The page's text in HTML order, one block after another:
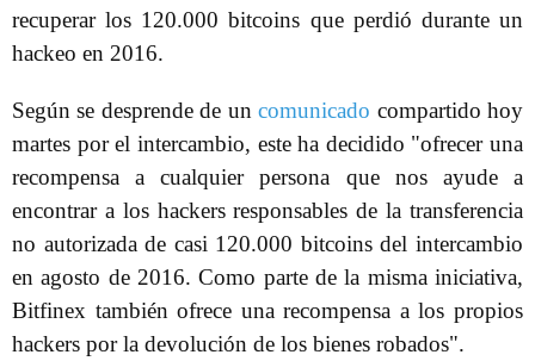
recuperar los 120.000 bitcoins que perdió durante un
hackeo en 2016.
Según se desprende de uncomunicado compartido hoy
martes por el intercambio, este ha decidido "ofrecer una
recompensa a cualquier persona que nos ayude a
encontrar a los hackers responsables de la transferencia
no autorizada de casi 120.000 bitcoins del intercambio
en agosto de 2016. Como parte de la misma iniciativa,
Bitfinex también ofrece una recompensa a los propios
hackers por la devolución de los bienes robados".